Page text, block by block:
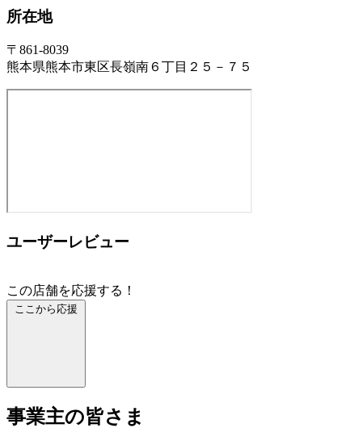
所在地
〒861-8039
熊本県熊本市東区長嶺南６丁目２５－７５
ユーザーレビュー
この店舗を応援する！
ここから応援
事業主の皆さま